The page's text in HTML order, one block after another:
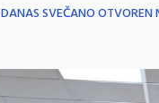
DANAS SVEČANO OTVOREN